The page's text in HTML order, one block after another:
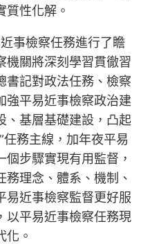
質性化解。
事檢察任務進行了瞻
機關將深刻學習貫徹習
書記對政法任務、檢察
強平易近事檢察政治建
、基層基礎建設，凸起
任務主線，加年夜平易
步驟實現有用監督，
理念、體系、機制、
易近事檢察監督更好服
以平易近事檢察任務現
化。